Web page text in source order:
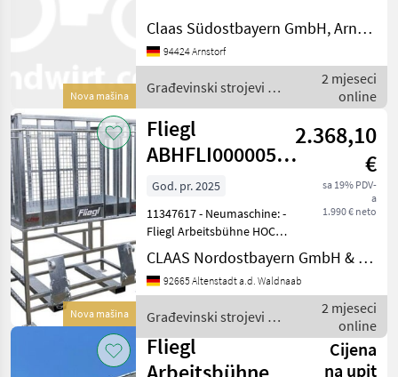
Nova mašina
speak EnglishDer Preis ist
für den dargestellten
Zustand gültig. Die
Claas Südostbayern GmbH, Arnstorf
94424 Arnstorf
Građevinski strojevi /
Fliegl
2 mjeseci
online
Nova mašina
Fliegl
ABHFLI000005V
ARBEITSBÜH.
HOCH
2.368,10
€
sa 19% PDV-
a
1.990 € neto
God. pr. 2025
11347617 - Neumaschine: -
Fliegl Arbeitsbühne HOCH,
Einstieg seitlich
Artikelnummer:
ABHFLI000005V - Baujahr:
Vollverzinkt; EG-
Vorzertifiziert;
CLAAS Nordostbayern GmbH & Co. KG, Altenstadt
92665 Altenstadt a.d. Waldnaab
Građevinski strojevi /
Fliegl
2 mjeseci
online
Fliegl
Cijena
na upit